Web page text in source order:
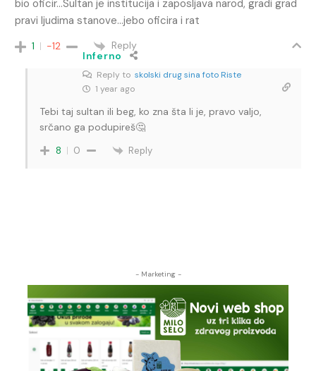
bio oficir…Sultan je institucija i zaposljava narod, gradi grad
pravi ljudima stanove…jebo oficira i rat
1 -12
Reply
Inferno
Reply to skolski drug sina foto Riste
1 year ago
Tebi taj sultan ili beg, ko zna šta li je, pravo valjo,
srčano ga podupireš🤔
8 0 Reply
- Marketing -